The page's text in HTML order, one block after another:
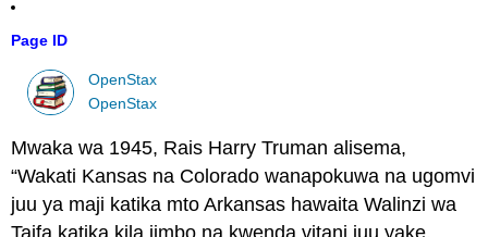
Page ID
OpenStax
OpenStax
Mwaka wa 1945, Rais Harry Truman alisema,
“Wakati Kansas na Colorado wanapokuwa na ugomvi
juu ya maji katika mto Arkansas hawaita Walinzi wa
Taifa katika kila jimbo na kwenda vitani juu yake.